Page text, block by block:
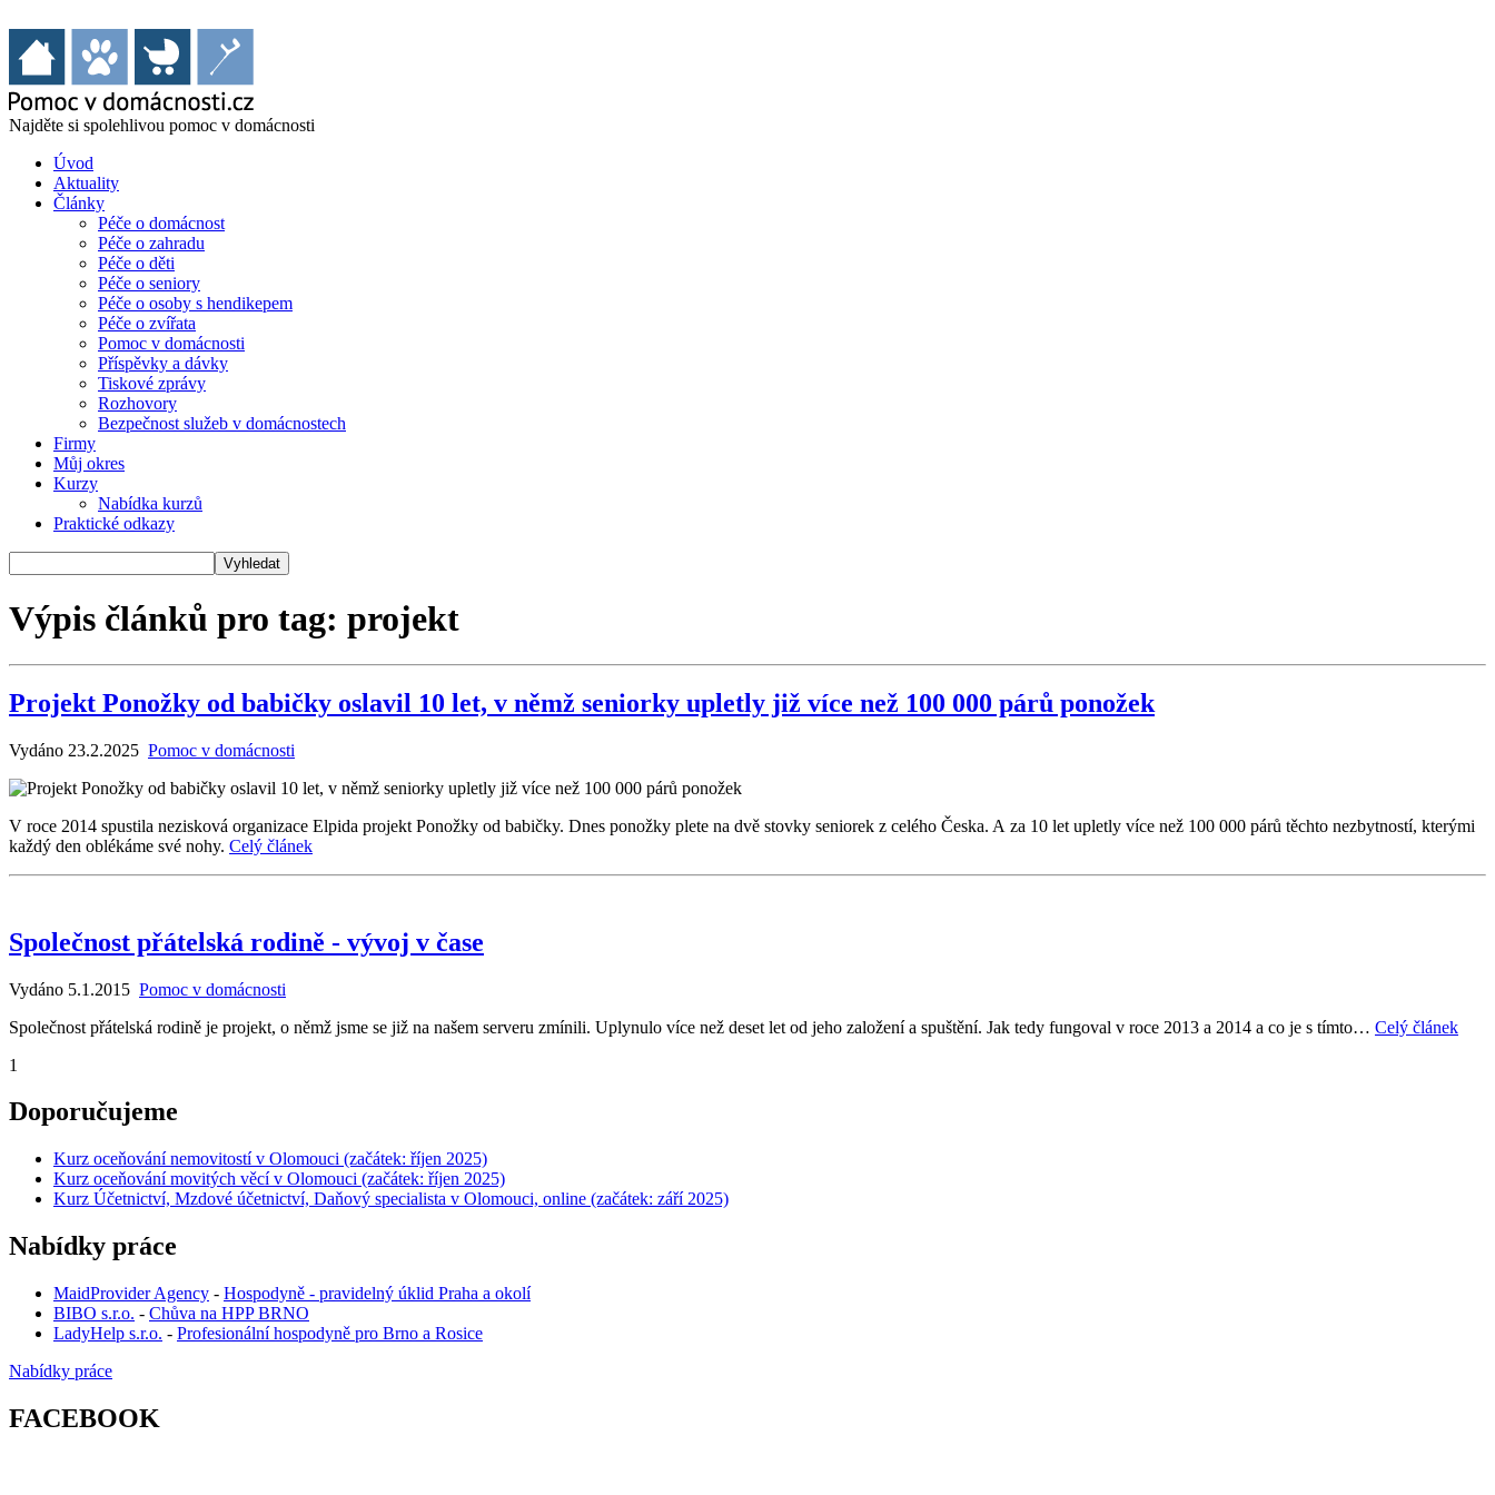
Najděte si spolehlivou pomoc v domácnosti
Úvod
Aktuality
Články
Péče o domácnost
Péče o zahradu
Péče o děti
Péče o seniory
Péče o osoby s hendikepem
Péče o zvířata
Pomoc v domácnosti
Příspěvky a dávky
Tiskové zprávy
Rozhovory
Bezpečnost služeb v domácnostech
Firmy
Můj okres
Kurzy
Nabídka kurzů
Praktické odkazy
Výpis článků pro tag: projekt
Projekt Ponožky od babičky oslavil 10 let, v němž seniorky upletly již více než 100 000 párů ponožek
Vydáno 23.2.2025 Pomoc v domácnosti
V roce 2014 spustila nezisková organizace Elpida projekt Ponožky od babičky. Dnes ponožky plete na dvě stovky seniorek z celého Česka. A za 10 let upletly více než 100 000 párů těchto nezbytností, kterými
každý den oblékáme své nohy. Celý článek
Společnost přátelská rodině - vývoj v čase
Vydáno 5.1.2015 Pomoc v domácnosti
Společnost přátelská rodině je projekt, o němž jsme se již na našem serveru zmínili. Uplynulo více než deset let od jeho založení a spuštění. Jak tedy fungoval v roce 2013 a 2014 a co je s tímto… Celý článek
1
Doporučujeme
Kurz oceňování nemovitostí v Olomouci (začátek: říjen 2025)
Kurz oceňování movitých věcí v Olomouci (začátek: říjen 2025)
Kurz Účetnictví, Mzdové účetnictví, Daňový specialista v Olomouci, online (začátek: září 2025)
Nabídky práce
MaidProvider Agency - Hospodyně - pravidelný úklid Praha a okolí
BIBO s.r.o. - Chůva na HPP BRNO
LadyHelp s.r.o. - Profesionální hospodyně pro Brno a Rosice
Nabídky práce
FACEBOOK